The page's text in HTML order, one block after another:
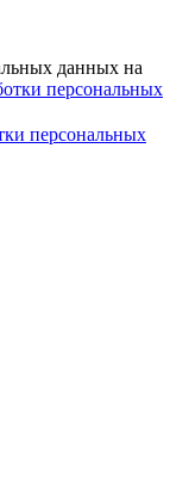
данных на
персональных
персональных